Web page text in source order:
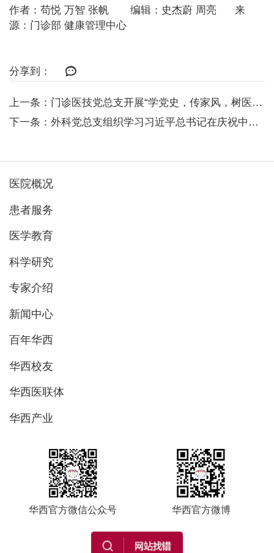
作者：苟悦 万智 张帆 编辑：史杰蔚 周亮 来
源：门诊部 健康管理中心
分享到：
上一条：门诊医技党总支开展“学党史，传家风，树医德”主题教育活动
下一条：外科党总支组织学习习近平总书记在庆祝中国共产党成立100周年大会上...
医院概况
患者服务
医学教育
科学研究
专家介绍
新闻中心
百年华西
华西校友
华西医联体
华西产业
华西官方微信公众号 华西官方微博